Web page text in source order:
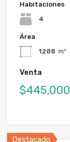
Habitaciones
4
Área
1288 m²
Venta
$445,000
Destacado